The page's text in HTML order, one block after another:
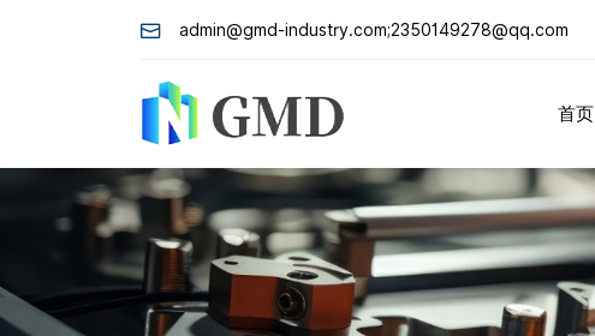
admin@gmd-industry.com;2350149278@qq.com
首页